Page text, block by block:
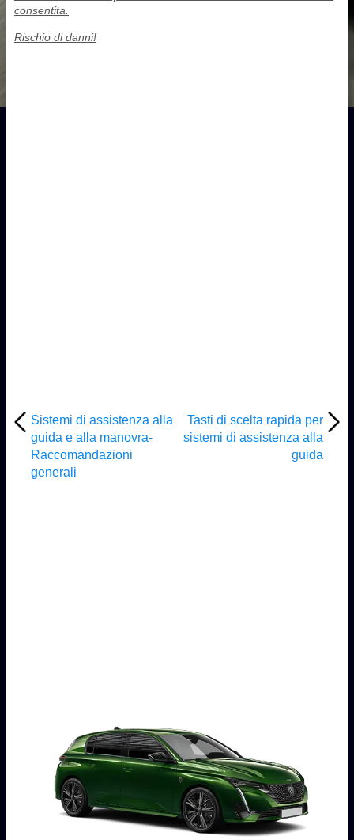
consentita.
Rischio di danni!
Sistemi di assistenza alla
guida e alla manovra-
Raccomandazioni
generali
Tasti di scelta rapida per
sistemi di assistenza alla
guida